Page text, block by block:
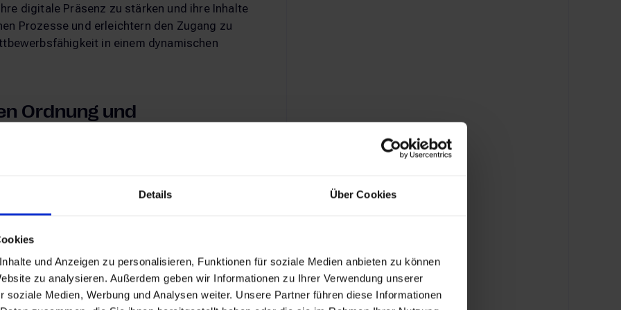
Details Über Cookies
und Anzeigen zu personalisieren, Funktionen für soziale Medien anbieten zu können
zu analysieren. Außerdem geben wir Informationen zu Ihrer Verwendung unserer
soziale Medien, Werbung und Analysen weiter. Unsere Partner führen diese Informationen
digitale Präsenz zu stärken und ihre Inhalte
Prozesse und erleichtern den Zugang zu
in einem dynamischen
Ordnung und
verschiedene Abteilungen und Standorte
Markenführung und effiziente Content-
von DAM-Systemen